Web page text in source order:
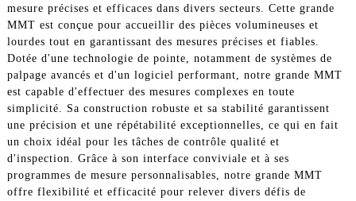
mesure précises et efficaces dans divers secteurs. Cette grande
MMT est conçue pour accueillir des pièces volumineuses et
lourdes tout en garantissant des mesures précises et fiables.
Dotée d'une technologie de pointe, notamment de systèmes de
palpage avancés et d'un logiciel performant, notre grande MMT
est capable d'effectuer des mesures complexes en toute
simplicité. Sa construction robuste et sa stabilité garantissent
une précision et une répétabilité exceptionnelles, ce qui en fait
un choix idéal pour les tâches de contrôle qualité et
d'inspection. Grâce à son interface conviviale et à ses
programmes de mesure personnalisables, notre grande MMT
offre flexibilité et efficacité pour relever divers défis de